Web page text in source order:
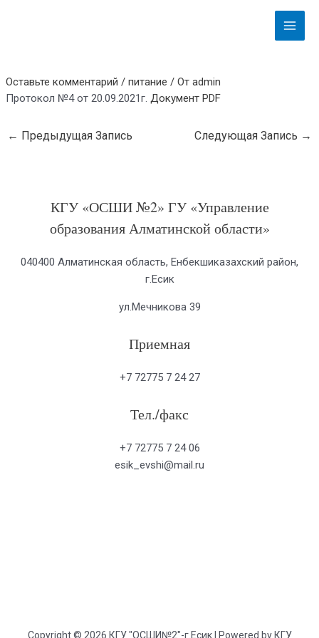
Main
Menu
Оставьте комментарий /питание / Отadmin
Протокол №4 от 20.09.2021г. Документ PDF
← Предыдущая Запись Следующая Запись →
КГУ «ОСШИ №2» ГУ «Управление
образования Алматинской области»
040400 Алматинская область, Енбекшиказахский район,
г.Есик
ул.Мечникова 39
Приемная
+7 72775 7 24 27
Тел./факс
+7 72775 7 24 06
esik_evshi@mail.ru
Copyright © 2026 КГУ "ОСШИ№2"-г.Есик | Powered by КГУ